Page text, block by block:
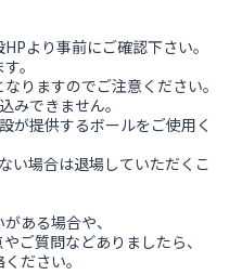
より事前にご確認下さい。
。
りますのでご注意ください。
みできません。
が提供するボールをご使用く
い場合は退場していただくこ
ある場合や、
ご質問などありましたら、
ださい。